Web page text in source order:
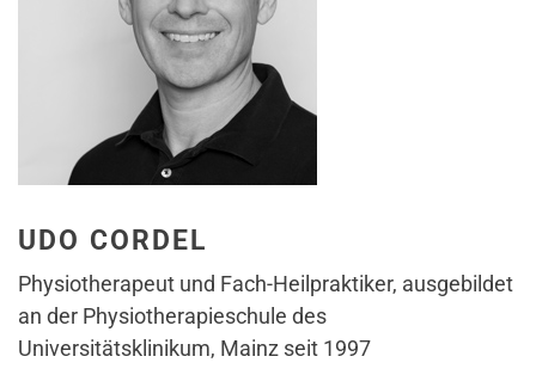
UDO CORDEL
Physiotherapeut und Fach-Heilpraktiker, ausgebildet
an der Physiotherapieschule des
Universitätsklinikum, Mainz seit 1997